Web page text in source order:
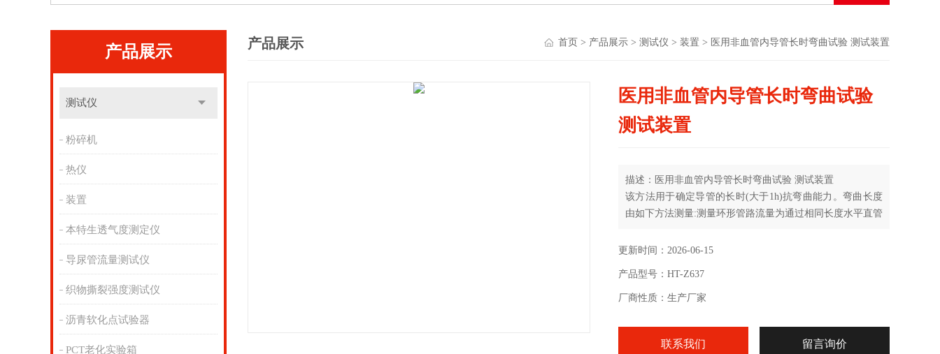
产品展示
测试仪
粉碎机
热仪
装置
本特生透气度测定仪
导尿管流量测试仪
织物撕裂强度测试仪
沥青软化点试验器
PCT老化实验箱
产品展示 首页 > 产品展示 > 测试仪 > 装置 > 医用非血管内导管长时弯曲试验 测试装置
医用非血管内导管长时弯曲试验
测试装置
描述：医用非血管内导管长时弯曲试验 测试装置
该方法用于确定导管的长时(大于1h)抗弯曲能力。弯曲长度
由如下方法测量:测量环形管路流量为通过相同长度水平直管
曲能力与温度和时间有关，因此应在与成品最终使用相同的
更新时间：2026-06-15
产品型号：HT-Z637
厂商性质：生产厂家
联系我们 留言询价